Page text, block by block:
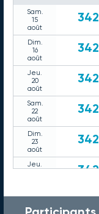
Sam.
15
août
Dim.
16
août
Jeu.
20
août
Sam.
22
août
Dim.
23
août
Jeu.
Sam.
août